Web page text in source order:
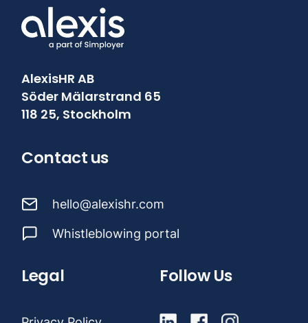
AlexisHR AB
Söder Mälarstrand 65
118 25, Stockholm
Contact us
hello@alexishr.com
Whistleblowing portal
Legal Follow Us